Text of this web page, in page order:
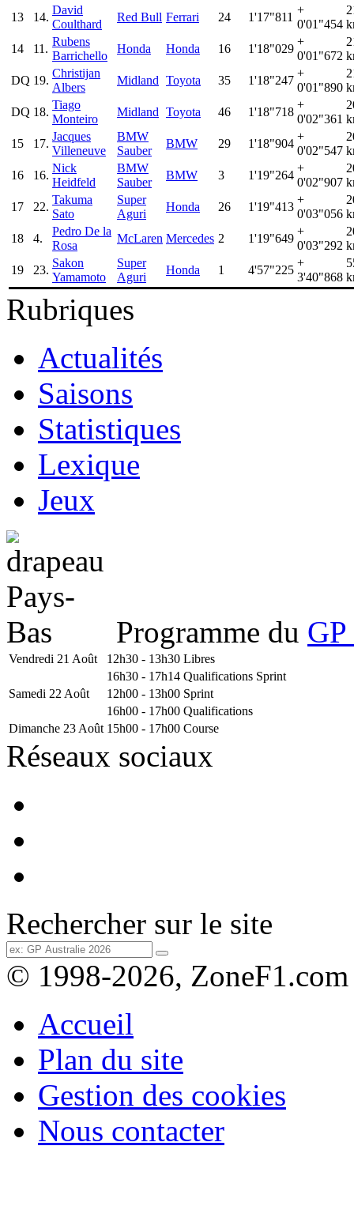
13
14.
David
Coulthard
Red Bull Ferrari 24 1'17"811
+
0'01"454
14
11.
Rubens
Barrichello
Honda Honda 16 1'18"029
+
0'01"672
DQ 19.
Christijan
Albers
Midland Toyota 35 1'18"247
+
0'01"890
DQ 18.
Tiago
Monteiro
Midland Toyota 46 1'18"718
+
0'02"361
15
17.
Jacques
Villeneuve
BMW
Sauber
BMW 29 1'18"904
+
0'02"547
16
16.
Nick
Heidfeld
BMW
Sauber
BMW 3 1'19"264
+
0'02"907
17
22.
Takuma
Sato
Super
Aguri
Honda 26 1'19"413
+
0'03"056
18
4.
Pedro De la
Rosa
McLaren Mercedes 2 1'19"649
+
0'03"292
19
23.
Sakon
Yamamoto
Super
Aguri
Honda 1 4'57"225
+
3'40"868
Rubriques
Actualités
Saisons
Statistiques
Lexique
Jeux
Programme du
Vendredi 21 Août 12h30 - 13h30 Libres
16h30 - 17h14 Qualifications Sprint
Samedi 22 Août
12h00 - 13h00 Sprint
16h00 - 17h00 Qualifications
Dimanche 23 Août 15h00 - 17h00 Course
Réseaux sociaux
Rechercher sur le site
© 1998-2026, ZoneF1.com
Accueil
Plan du site
Gestion des cookies
Nous contacter